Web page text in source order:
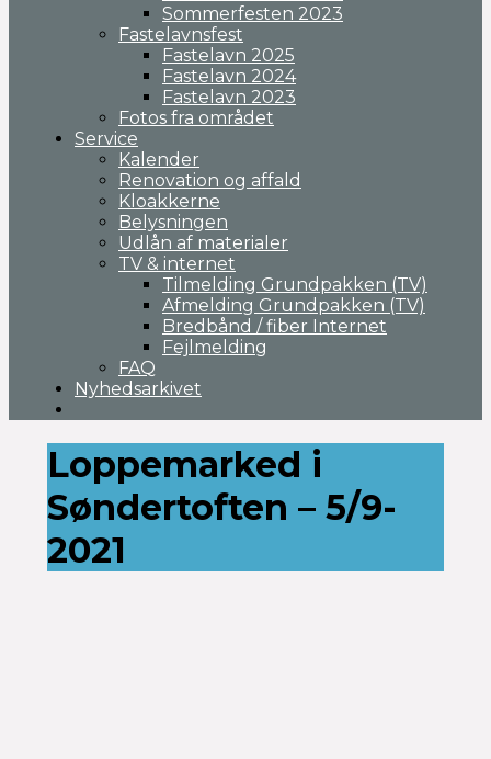
Sommerfesten 2023
Fastelavnsfest
Fastelavn 2025
Fastelavn 2024
Fastelavn 2023
Fotos fra området
Service
Kalender
Renovation og affald
Kloakkerne
Belysningen
Udlån af materialer
TV & internet
Tilmelding Grundpakken (TV)
Afmelding Grundpakken (TV)
Bredbånd / fiber Internet
Fejlmelding
FAQ
Nyhedsarkivet
Loppemarked i
Søndertoften – 5/9-
2021